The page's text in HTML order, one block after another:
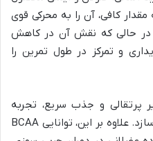
کافی، آن را به محرکی قوی
در حالی که نقش آن در کاهش
و تمرکز در طول تمرین را
پرتقالی و جذب سریع، تجربه
مصرف را لذت بخش و کارآمد می سازد. علاوه بر این، توانایی BCAA